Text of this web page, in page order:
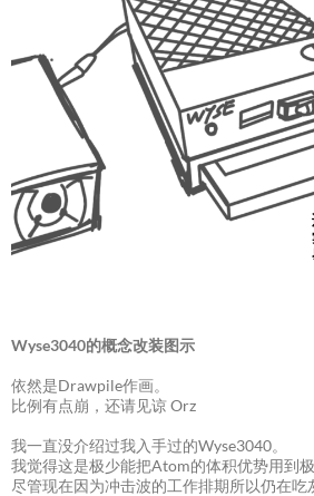
Wyse3040的概念改装图示
依然是Drawpile作画。
比例有点崩，还请见谅 Orz
我一直没介绍过我入手过的Wyse3040。
我觉得这是极少能把Atom的体积优势用到极
尽管现在因为冲击波的工作排期所以仍在吃